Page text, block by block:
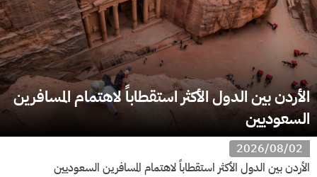
الأردن بين الدول الأكثر استقطاباً لاهتمام المسافرين
السعوديين
2026/08/02
الأردن بين الدول الأكثر استقطاباً لاهتمام المسافرين السعوديين